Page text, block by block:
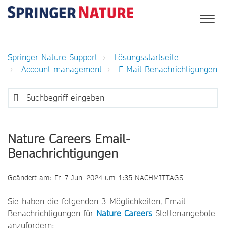
Springer Nature Support
Lösungsstartseite
Account management
E-Mail-Benachrichtigungen
Nature Careers Email-
Benachrichtigungen
Geändert am: Fr, 7 Jun, 2024 um 1:35 NACHMITTAGS
Sie haben die folgenden 3 Möglichkeiten, Email-
Benachrichtigungen für Nature Careers Stellenangebote
anzufordern: